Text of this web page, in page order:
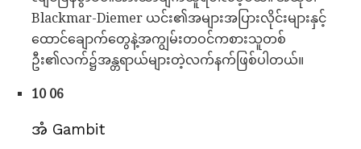
Blackmar-Diemer ယင်း၏အများအပြားလိုင်းများနှင့်
ထောင်ချောက်တွေနဲ့အကျွမ်းတဝင်ကစားသူတစ်
ဦး၏လက်၌အန္တရာယ်များတဲ့လက်နက်ဖြစ်ပါတယ်။
10 06
အံ Gambit